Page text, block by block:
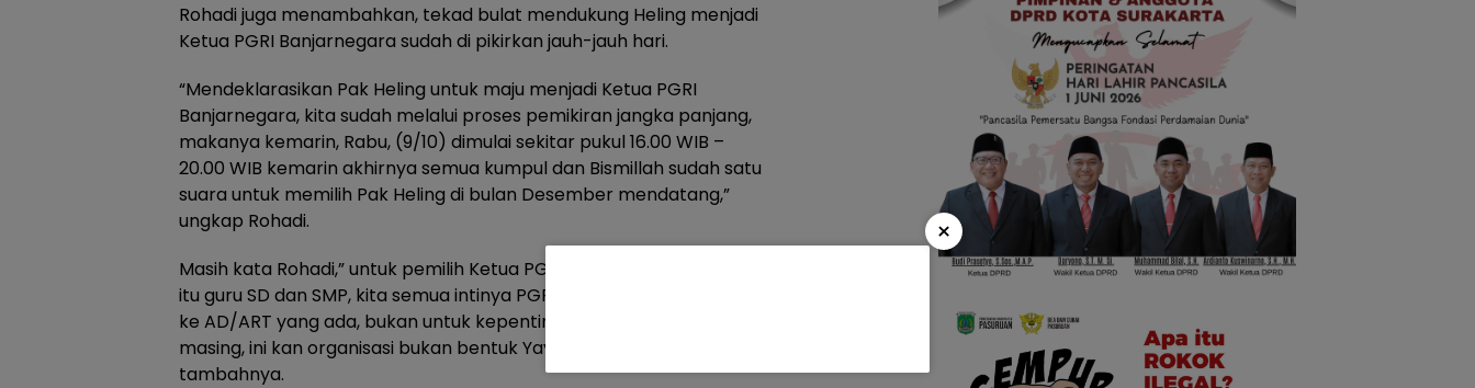
Rohadi juga menambahkan, tekad bulat mendukung Heling menjadi
Ketua PGRI Banjarnegara sudah di pikirkan jauh-jauh hari.
“Mendeklarasikan Pak Heling untuk maju menjadi Ketua PGRI
Banjarnegara, kita sudah melalui proses pemikiran jangka panjang,
makanya kemarin, Rabu, (9/10) dimulai sekitar pukul 16.00 WIB –
20.00 WIB kemarin akhirnya semua kumpul dan Bismillah sudah satu
suara untuk memilih Pak Heling di bulan Desember mendatang,”
ungkap Rohadi.
Masih kata Rohadi,” untuk pemilih Ketua PGRI, pemilih paling banyak
itu guru SD dan SMP, kita semua intinya PGRI Banjarnegara kembali
ke AD/ART yang ada, bukan untuk kepentingan pribadi masing-
masing, ini kan organisasi bukan bentuk Yayasan pribadi,”
tambahnya.
×